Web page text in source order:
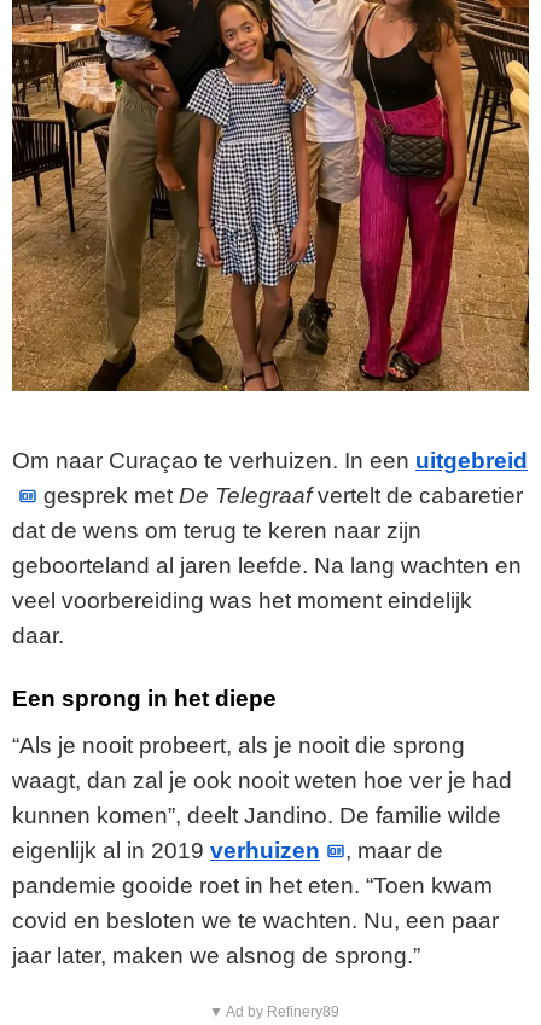
Om naar Curaçao te verhuizen. In een uitgebreid
gesprek metDe Telegraafvertelt de cabaretier
dat de wens om terug te keren naar zijn
geboorteland al jaren leefde. Na lang wachten en
veel voorbereiding was het moment eindelijk
daar.
Een sprong in het diepe
“Als je nooit probeert, als je nooit die sprong
waagt, dan zal je ook nooit weten hoe ver je had
kunnen komen”, deelt Jandino. De familie wilde
eigenlijk al in 2019 verhuizen
, maar de
pandemie gooide roet in het eten. “Toen kwam
covid en besloten we te wachten. Nu, een paar
jaar later, maken we alsnog de sprong.”
▼ Ad by Refinery89